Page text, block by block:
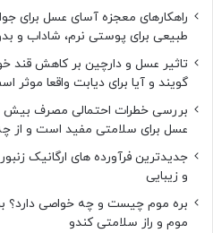
راهکارهای معجزه آسای عسل
طبیعی برای پوستی نرم، شاداب و
تاثیر عسل و دارچین بر کاهش
گویند و آیا برای دیابت واقعا موثر
بررسی خطرات احتمالی مصرف بیش
عسل برای سلامتی مفید است و از
جدیدترین فرآورده های ارگانیک
و زیبایی
بره موم چیست و چه خواصی دارد؟
موم و راز سلامتی کندو